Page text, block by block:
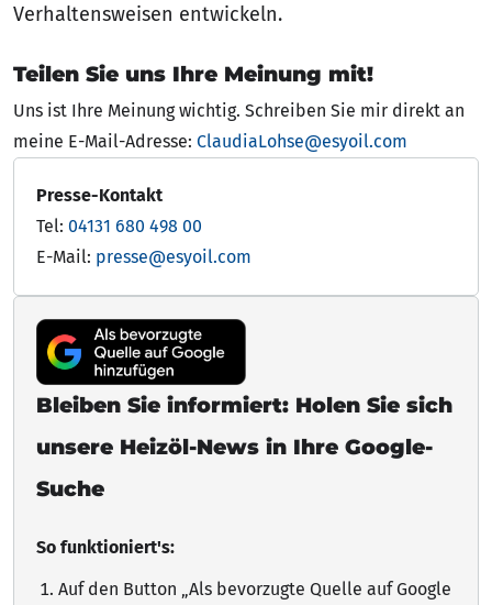
Verhaltensweisen entwickeln.
Teilen Sie uns Ihre Meinung mit!
Uns ist Ihre Meinung wichtig. Schreiben Sie mir direkt an
meine E-Mail-Adresse: ClaudiaLohse@esyoil.com
Presse-Kontakt
Tel: 04131 680 498 00
E-Mail: presse@esyoil.com
Bleiben Sie informiert: Holen Sie sich
unsere Heizöl-News in Ihre Google-
Suche
So funktioniert's:
Auf den Button „Als bevorzugte Quelle auf Google